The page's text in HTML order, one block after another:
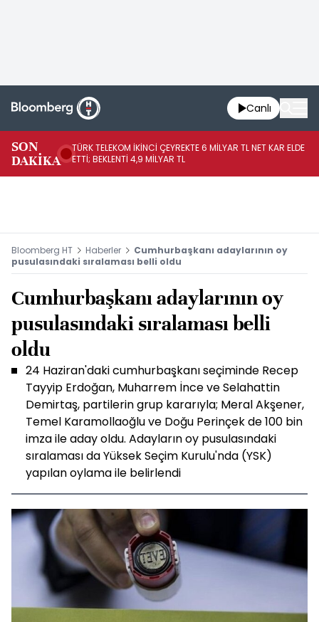
Canlı
SON
DAKİKA
TÜRK TELEKOM İKİNCİ ÇEYREKTE 6 MİLYAR TL NET KAR ELDE
ETTİ; BEKLENTİ 4,9 MİLYAR TL
Bloomberg HT Haberler
Cumhurbaşkanı adaylarının oy
pusulasındaki sıralaması belli oldu
Cumhurbaşkanı adaylarının oy
pusulasındaki sıralaması belli
oldu
24 Haziran'daki cumhurbaşkanı seçiminde Recep
Tayyip Erdoğan, Muharrem İnce ve Selahattin
Demirtaş, partilerin grup kararıyla; Meral Akşener,
Temel Karamollaoğlu ve Doğu Perinçek de 100 bin
imza ile aday oldu. Adayların oy pusulasındaki
sıralaması da Yüksek Seçim Kurulu'nda (YSK)
yapılan oylama ile belirlendi